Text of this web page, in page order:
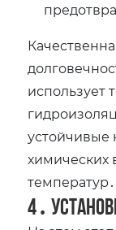
использует
устойчивые
химических
температур․
4․